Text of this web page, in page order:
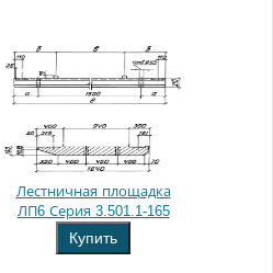
Лестничная площадка
ЛП6 Серия 3.501.1-165
Купить